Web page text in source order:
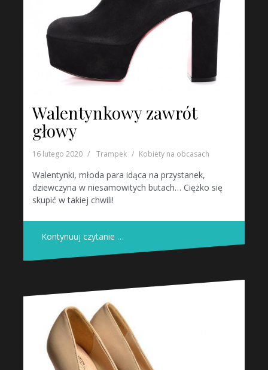
Walentynkowy zawrót
głowy
16 lutego 2020 Trampek Kobiety na obcasach
Walentynki, młoda para idąca na przystanek,
dziewczyna w niesamowitych butach… Ciężko się
skupić w takiej chwili!
Kontynuuj czytanie …